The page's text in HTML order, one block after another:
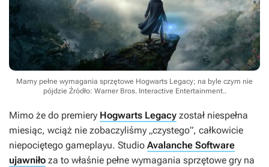
Mamy pełne wymagania sprzętowe Hogwarts Legacy; na byle czym nie
pójdzie Źródło: Warner Bros. Interactive Entertainment..
Mimo że do premiery Hogwarts Legacy został niespełna
miesiąc, wciąż nie zobaczyliśmy „czystego”, całkowicie
niepociętego gameplayu. Studio Avalanche Software
ujawniło za to właśnie pełne wymagania sprzętowe gry na